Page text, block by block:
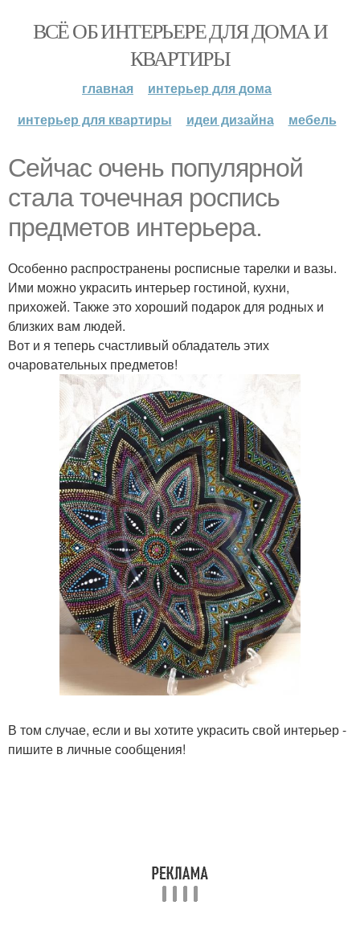
ВСЁ ОБ ИНТЕРЬЕРЕ ДЛЯ ДОМА И
КВАРТИРЫ
главная
интерьер для дома
интерьер для квартиры
идеи дизайна мебель
Сейчас очень популярной
стала точечная роспись
предметов интерьера.
Особенно распространены росписные тарелки и вазы.
Ими можно украсить интерьер гостиной, кухни,
прихожей. Также это хороший подарок для родных и
близких вам людей.
Вот и я теперь счастливый обладатель этих
очаровательных предметов!
В том случае, если и вы хотите украсить свой интерьер -
пишите в личные сообщения!